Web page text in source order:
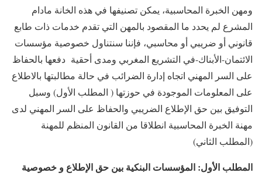
ومهن الخبرة المحاسبية، يمكن تصنيفها في هذه الخانة مادام
المشرع لم يحدد ما المقصود بالمهن التي تقدم خدمات ذات طابع
قانوني أو ضريبي أو محاسبي، فإننا سنتناول خصوصية مؤسسات
الائتمان-الأبناك-في التشريع المغربي ومدى أحقية دفعها بالحفاظ
على السر المهني اتجاه إدارة الضرائب في حالة مطالبتها بالاطلاع
على المعلومات الموجودة في حوزتها ( المطلب الأول) وسبل
التوفيق بين حق الإطلاع الضريبي والحفاظ على السر المهني لدى
مهنة الخبرة المحاسبية انطلاقا من القانون المنظم للمهنة
(المطلب الثاني)
المطلب الأول: المؤسسات البنكية بين حق الإطلاع و خصوصية